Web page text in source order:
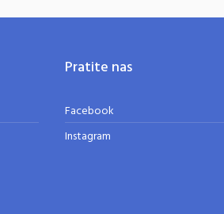
Pratite nas
Facebook
Instagram